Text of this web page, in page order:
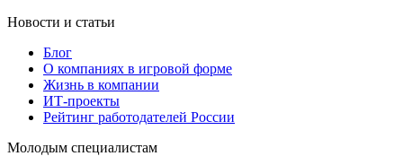
Новости и статьи
Блог
О компаниях в игровой форме
Жизнь в компании
ИТ-проекты
Рейтинг работодателей России
Молодым специалистам